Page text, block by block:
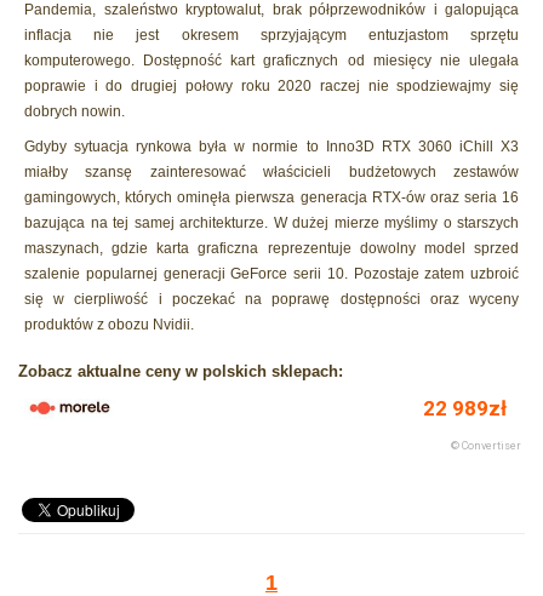
Pandemia, szaleństwo kryptowalut, brak półprzewodników i galopująca
inflacja nie jest okresem sprzyjającym entuzjastom sprzętu
komputerowego. Dostępność kart graficznych od miesięcy nie ulegała
poprawie i do drugiej połowy roku 2020 raczej nie spodziewajmy się
dobrych nowin.
Gdyby sytuacja rynkowa była w normie to Inno3D RTX 3060 iChill X3
miałby szansę zainteresować właścicieli budżetowych zestawów
gamingowych, których ominęła pierwsza generacja RTX-ów oraz seria 16
bazująca na tej samej architekturze. W dużej mierze myślimy o starszych
maszynach, gdzie karta graficzna reprezentuje dowolny model sprzed
szalenie popularnej generacji GeForce serii 10. Pozostaje zatem uzbroić
się w cierpliwość i poczekać na poprawę dostępności oraz wyceny
produktów z obozu Nvidii.
Zobacz aktualne ceny w polskich sklepach:
1